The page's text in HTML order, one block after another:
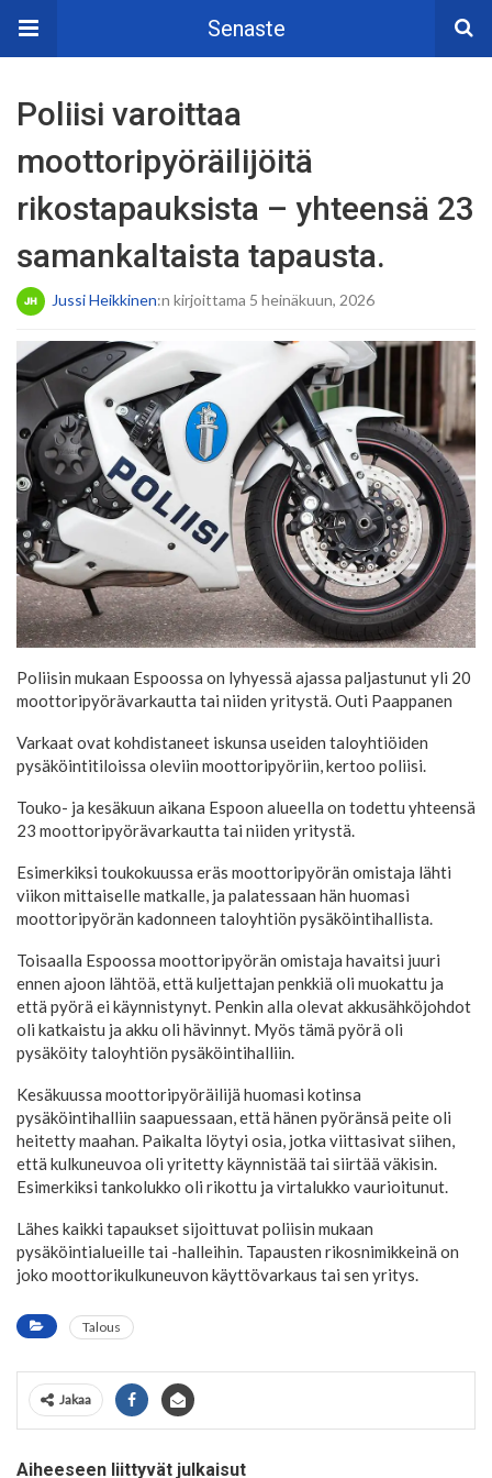
Senaste
Poliisi varoittaa
moottoripyöräilijöitä
rikostapauksista – yhteensä 23
samankaltaista tapausta.
Jussi Heikkinen:n kirjoittama 5 heinäkuun, 2026
Poliisin mukaan Espoossa on lyhyessä ajassa paljastunut yli 20
moottoripyörävarkautta tai niiden yritystä.Outi Paappanen
Varkaat ovat kohdistaneet iskunsa useiden taloyhtiöiden
pysäköintitiloissa oleviin moottoripyöriin, kertoo poliisi.
Touko- ja kesäkuun aikana Espoon alueella on todettu yhteensä
23 moottoripyörävarkautta tai niiden yritystä.
Esimerkiksi toukokuussa eräs moottoripyörän omistaja lähti
viikon mittaiselle matkalle, ja palatessaan hän huomasi
moottoripyörän kadonneen taloyhtiön pysäköintihallista.
Toisaalla Espoossa moottoripyörän omistaja havaitsi juuri
ennen ajoon lähtöä, että kuljettajan penkkiä oli muokattu ja
että pyörä ei käynnistynyt. Penkin alla olevat akkusähköjohdot
oli katkaistu ja akku oli hävinnyt. Myös tämä pyörä oli
pysäköity taloyhtiön pysäköintihalliin.
Kesäkuussa moottoripyöräilijä huomasi kotinsa
pysäköintihalliin saapuessaan, että hänen pyöränsä peite oli
heitetty maahan. Paikalta löytyi osia, jotka viittasivat siihen,
että kulkuneuvoa oli yritetty käynnistää tai siirtää väkisin.
Esimerkiksi tankolukko oli rikottu ja virtalukko vaurioitunut.
Lähes kaikki tapaukset sijoittuvat poliisin mukaan
pysäköintialueille tai -halleihin. Tapausten rikosnimikkeinä on
joko moottorikulkuneuvon käyttövarkaus tai sen yritys.
Talous
Jakaa
Aiheeseen liittyvät julkaisut